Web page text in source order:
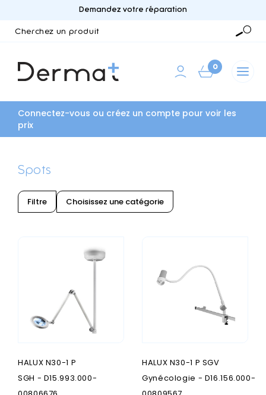
Demandez votre réparation
0
Connectez-vous ou créez un compte pour voir les
prix
Spots
Filtre Choisissez une catégorie
HALUX N30-1 P
SGH - D15.993.000-
HALUX N30-1 P SGV
Gynécologie - D16.156.000-